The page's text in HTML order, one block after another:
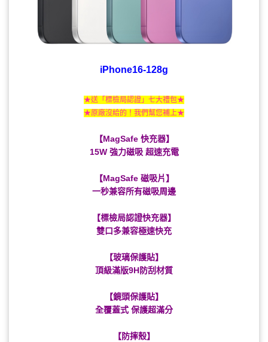
iPhone16-128g
★送「標檢局認證」七大禮包★
★原廠沒給的！我們幫您補上★
【MagSafe 快充器】
15W 強力磁吸 超速充電
【MagSafe 磁吸片】
一秒兼容所有磁吸周邊
【標檢局認證快充器】
雙口多兼容極速快充
【玻璃保護貼】
頂級滿版9H防刮材質
【鏡頭保護貼】
全覆蓋式 保護超滿分
【防摔殼】